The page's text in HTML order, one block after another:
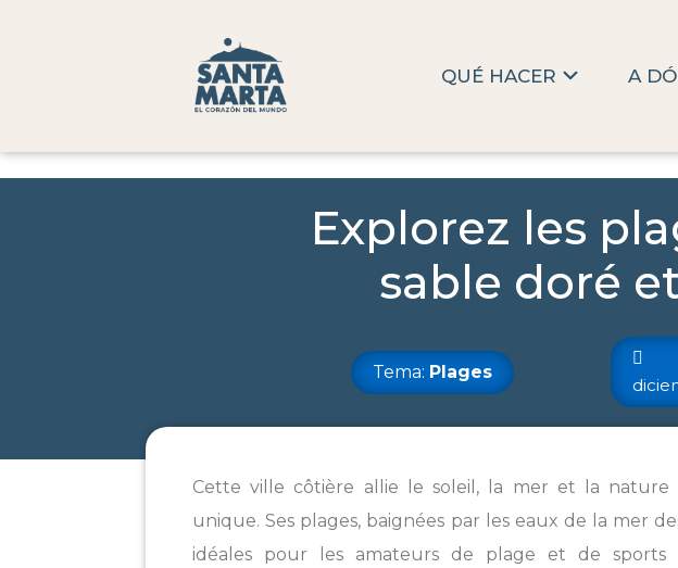
QUÉ HACER A
Explorez les
sable doré
Tema: Plages
Cette ville côtière allie le soleil, la mer et la nature
unique. Ses plages, baignées par les eaux de la mer
idéales pour les amateurs de plage et de sports